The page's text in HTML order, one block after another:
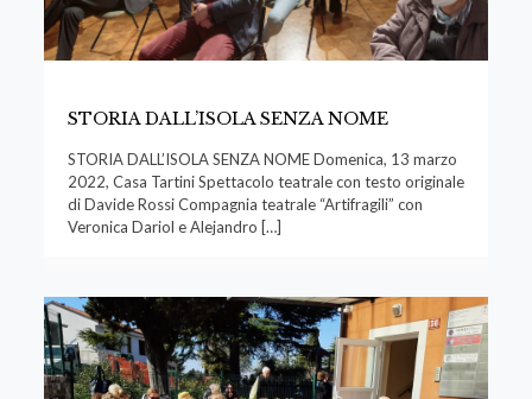
STORIA DALL’ISOLA SENZA NOME
STORIA DALL’ISOLA SENZA NOME Domenica, 13 marzo
2022, Casa Tartini Spettacolo teatrale con testo originale
di Davide Rossi Compagnia teatrale “Artifragili” con
Veronica Dariol e Alejandro […]